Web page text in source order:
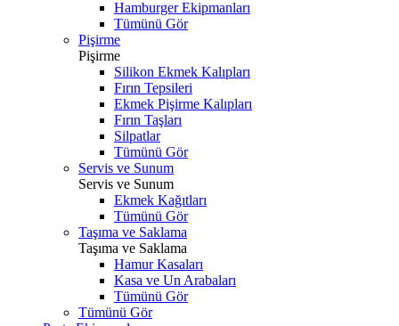
Hamburger Ekipmanları
Tümünü Gör
Pişirme
Pişirme
Silikon Ekmek Kalıpları
Fırın Tepsileri
Ekmek Pişirme Kalıpları
Fırın Taşları
Silpatlar
Tümünü Gör
Servis ve Sunum
Servis ve Sunum
Ekmek Kağıtları
Tümünü Gör
Taşıma ve Saklama
Taşıma ve Saklama
Hamur Kasaları
Kasa ve Un Arabaları
Tümünü Gör
Tümünü Gör